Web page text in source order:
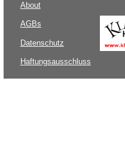
About
AGBs
Datenschutz
Haftungsausschluss